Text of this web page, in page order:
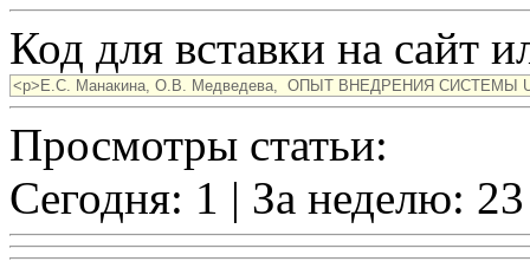
Код для вставки на сайт
Просмотры статьи:
Сегодня: 1 | За неделю: